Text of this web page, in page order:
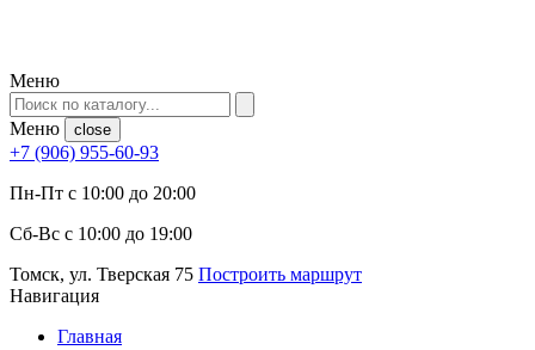
Меню
Меню close
+7 (906) 955-60-93
Пн-Пт с 10:00 до 20:00
Сб-Вс с 10:00 до 19:00
Томск, ул. Тверская 75 Построить маршрут
Навигация
Главная